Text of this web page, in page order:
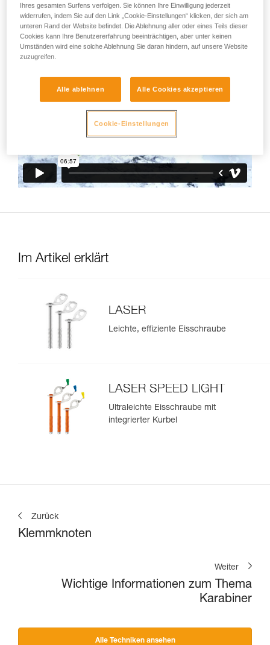
von Ihnen und kürzliche Temperaturschwankungen zählen
zu den wesentlichen Faktoren, die Sie berücksichtigen
müssen, bevor Sie einen Eisfall begehen.
Im Artikel erklärt
LASER
Leichte, effiziente Eisschraube
LASER SPEED LIGHT
Ultraleichte Eisschraube mit
integrierter Kurbel
Zurück
Klemmknoten
Weiter
Wichtige Informationen zum Thema
Karabiner
Alle Techniken ansehen
Ihres gesamten Surfens verfolgen. Sie können Ihre Einwilligung jederzeit
widerrufen, indem Sie auf den Link „Cookie-Einstellungen“ klicken, der sich am
unteren Rand der Website befindet. Die Ablehnung aller oder eines Teils dieser
Cookies kann Ihre Benutzererfahrung beeinträchtigen, aber unter keinen
Umständen wird eine solche Ablehnung Sie daran hindern, auf unsere Website
zuzugreifen.
Alle ablehnen Alle Cookies akzeptieren
Cookie-Einstellungen